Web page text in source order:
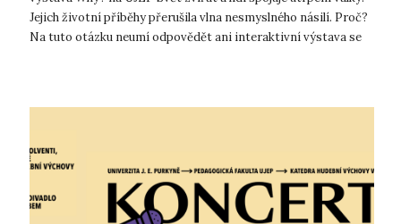
Jejich životní příběhy přerušila vlna nesmyslného násilí. Proč?
Na tuto otázku neumí odpovědět ani interaktivní výstava se